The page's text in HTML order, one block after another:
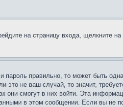
на страницу входа, щелкните
правильно, то может быть
не ваш случай, то значит,
они смогут в них войти. Эта
в этом сообщении. Если вы не